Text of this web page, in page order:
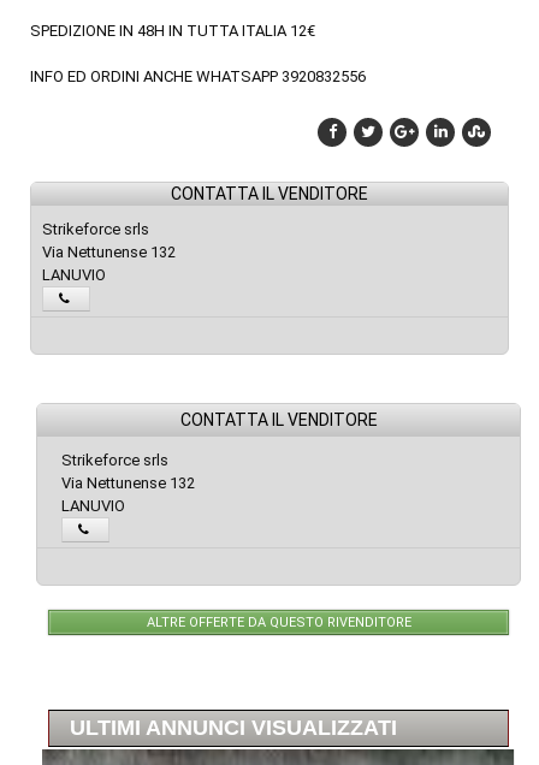
SPEDIZIONE IN 48H IN TUTTA ITALIA 12€
INFO ED ORDINI ANCHE WHATSAPP 3920832556
CONTATTA IL VENDITORE
Strikeforce srls
Via Nettunense 132
LANUVIO
CONTATTA IL VENDITORE
Strikeforce srls
Via Nettunense 132
LANUVIO
ALTRE OFFERTE DA QUESTO RIVENDITORE
ULTIMI ANNUNCI VISUALIZZATI